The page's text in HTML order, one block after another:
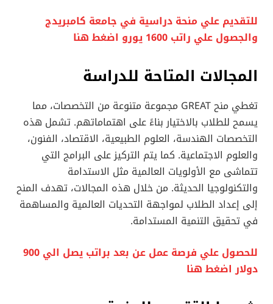
للتقديم علي منحة دراسية في جامعة كامبريدج
والجصول علي راتب 1600 يورو اضغط هنا
المجالات المتاحة للدراسة
تغطي منح GREAT مجموعة متنوعة من التخصصات، مما
يسمح للطلاب بالاختيار بناءً على اهتماماتهم. تشمل هذه
التخصصات الهندسة، العلوم الطبيعية، الاقتصاد، الفنون،
والعلوم الاجتماعية. كما يتم التركيز على البرامج التي
تتماشى مع الأولويات العالمية مثل الاستدامة
والتكنولوجيا الحديثة. من خلال هذه المجالات، تهدف المنح
إلى إعداد الطلاب لمواجهة التحديات العالمية والمساهمة
في تحقيق التنمية المستدامة.
للحصول علي فرصة عمل عن بعد براتب يصل الي 900
دولار اضغط هنا